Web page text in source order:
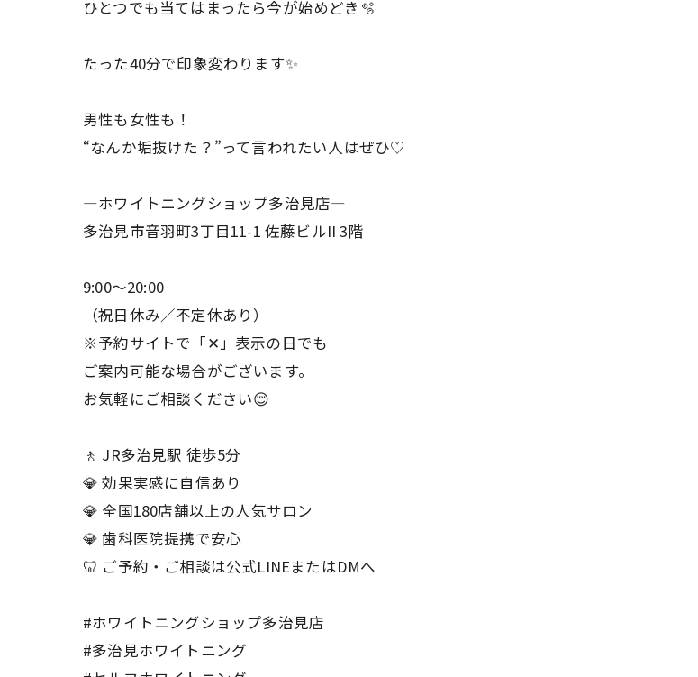
ひとつでも当てはまったら今が始めどき🫧
たった40分で印象変わります✨
男性も女性も！
“なんか垢抜けた？”って言われたい人はぜひ♡
―ホワイトニングショップ多治見店―
多治見市音羽町3丁目11-1 佐藤ビルII 3階
9:00〜20:00
（祝日休み／不定休あり）
※予約サイトで「✕」表示の日でも
ご案内可能な場合がございます。
お気軽にご相談ください😌
🚶 JR多治見駅 徒歩5分
💎 効果実感に自信あり
💎 全国180店舗以上の人気サロン
💎 歯科医院提携で安心
🦷 ご予約・ご相談は公式LINEまたはDMへ
#ホワイトニングショップ多治見店
#多治見ホワイトニング